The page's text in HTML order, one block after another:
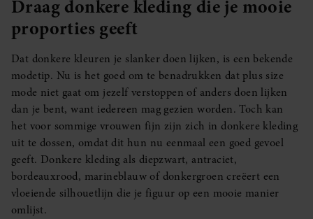
Draag donkere kleding die je mooie
proporties geeft
Dat donkere kleuren je slanker doen lijken, is een bekende
modetip. Nu is het goed om te benadrukken dat plus size
mode niet gaat om jezelf verstoppen of anders doen lijken
dan je bent, want iedereen mag gezien worden. Toch kan
het voor sommige vrouwen fijn zijn zich in donkere kleding
uit te dossen, omdat dit hun nu eenmaal een goed gevoel
geeft. Donkere kleding als diepzwart, antraciet,
bordeauxrood, marineblauw of donkergroen creëert een
vloeiende silhouetlijn die je figuur op een mooie manier
omlijst.